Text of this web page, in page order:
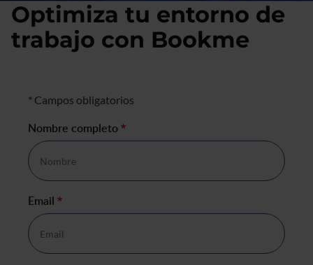
Optimiza tu entorno de
trabajo con Bookme
Formulario de negocio
* Campos obligatorios
Nombre completo *
Email *